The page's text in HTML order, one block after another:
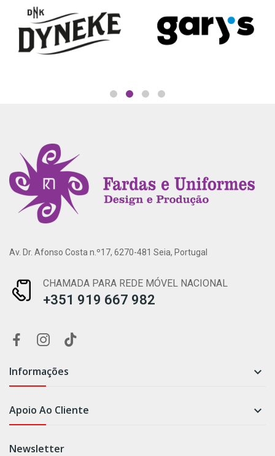
Av. Dr. Afonso Costa n.º17, 6270-481 Seia, Portugal
CHAMADA PARA REDE MÓVEL NACIONAL
+351 919 667 982
Informações 
Apoio Ao Cliente 
Newsletter